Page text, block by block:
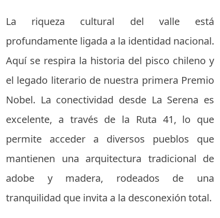
La riqueza cultural del valle está
profundamente ligada a la identidad nacional.
Aquí se respira la historia del pisco chileno y
el legado literario de nuestra primera Premio
Nobel. La conectividad desde La Serena es
excelente, a través de la Ruta 41, lo que
permite acceder a diversos pueblos que
mantienen una arquitectura tradicional de
adobe y madera, rodeados de una
tranquilidad que invita a la desconexión total.